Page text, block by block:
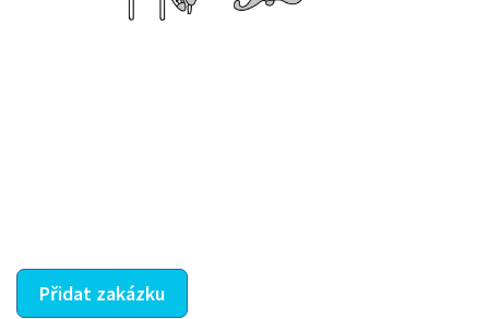
Přidat zakázku